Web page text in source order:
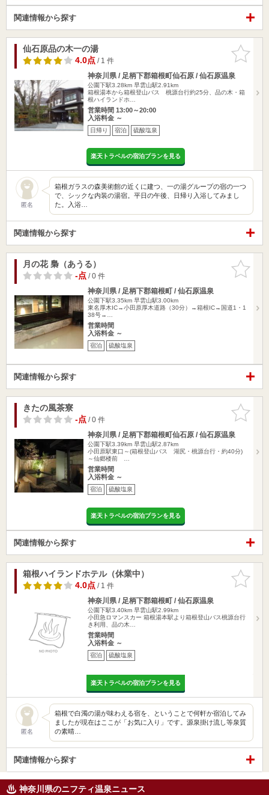
関連情報から探す
お気に入
りに追加
仙石原品の木一の湯
4.0点/ 1 件
神奈川県 / 足柄下郡箱根町仙石原 / 仙石原温泉
公園下駅3.28km 早雲山駅2.91km
箱根湯本から箱根登山バス 桃源台行約25分、品の木・箱
根ハイランドホ…
営業時間 13:00～20:00
入浴料金 ～
日帰り 宿泊 硫酸塩泉
楽天トラベルの宿泊プランを見る
匿名
箱根ガラスの森美術館の近くに建つ、一の湯グループの宿の一つ
で、シックな内装の湯宿。平日の午後、日帰り入浴してみまし
た。入浴…
関連情報から探す
お気に入
りに追加
月の花 梟（あうる）
-点/ 0 件
神奈川県 / 足柄下郡箱根町 / 仙石原温泉
公園下駅3.35km 早雲山駅3.00km
東名厚木IC→小田原厚木道路（30分）→箱根IC→国道1・1
38号→…
営業時間
入浴料金 ～
宿泊 硫酸塩泉
関連情報から探す
お気に入
りに追加
きたの風茶寮
-点/ 0 件
神奈川県 / 足柄下郡箱根町仙石原 / 仙石原温泉
公園下駅3.39km 早雲山駅2.87km
小田原駅東口～(箱根登山バス 湖尻・桃源台行・約40分)
～仙郷楼前 …
営業時間
入浴料金 ～
宿泊 硫酸塩泉
楽天トラベルの宿泊プランを見る
関連情報から探す
お気に入
りに追加
箱根ハイランドホテル（休業中）
4.0点/ 1 件
神奈川県 / 足柄下郡箱根町 / 仙石原温泉
公園下駅3.40km 早雲山駅2.99km
小田急ロマンスカー 箱根湯本駅より箱根登山バス桃源台行
き利用、品の木…
営業時間
入浴料金 ～
宿泊 硫酸塩泉
楽天トラベルの宿泊プランを見る
匿名
箱根で白濁の湯が味わえる宿を、ということで何軒か宿泊してみ
ましたが現在はここが「お気に入り」です。源泉掛け流し等泉質
の素晴…
関連情報から探す
神奈川県のニフティ温泉ニュース